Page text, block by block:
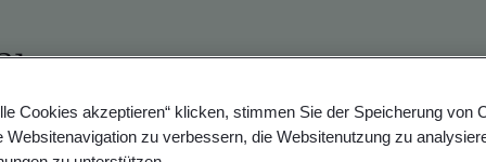
- Validation and Verification, German
Cookies akzeptieren“ klicken, stimmen Sie der Speicherung von
Websitenavigation zu verbessern, die Websitenutzung zu